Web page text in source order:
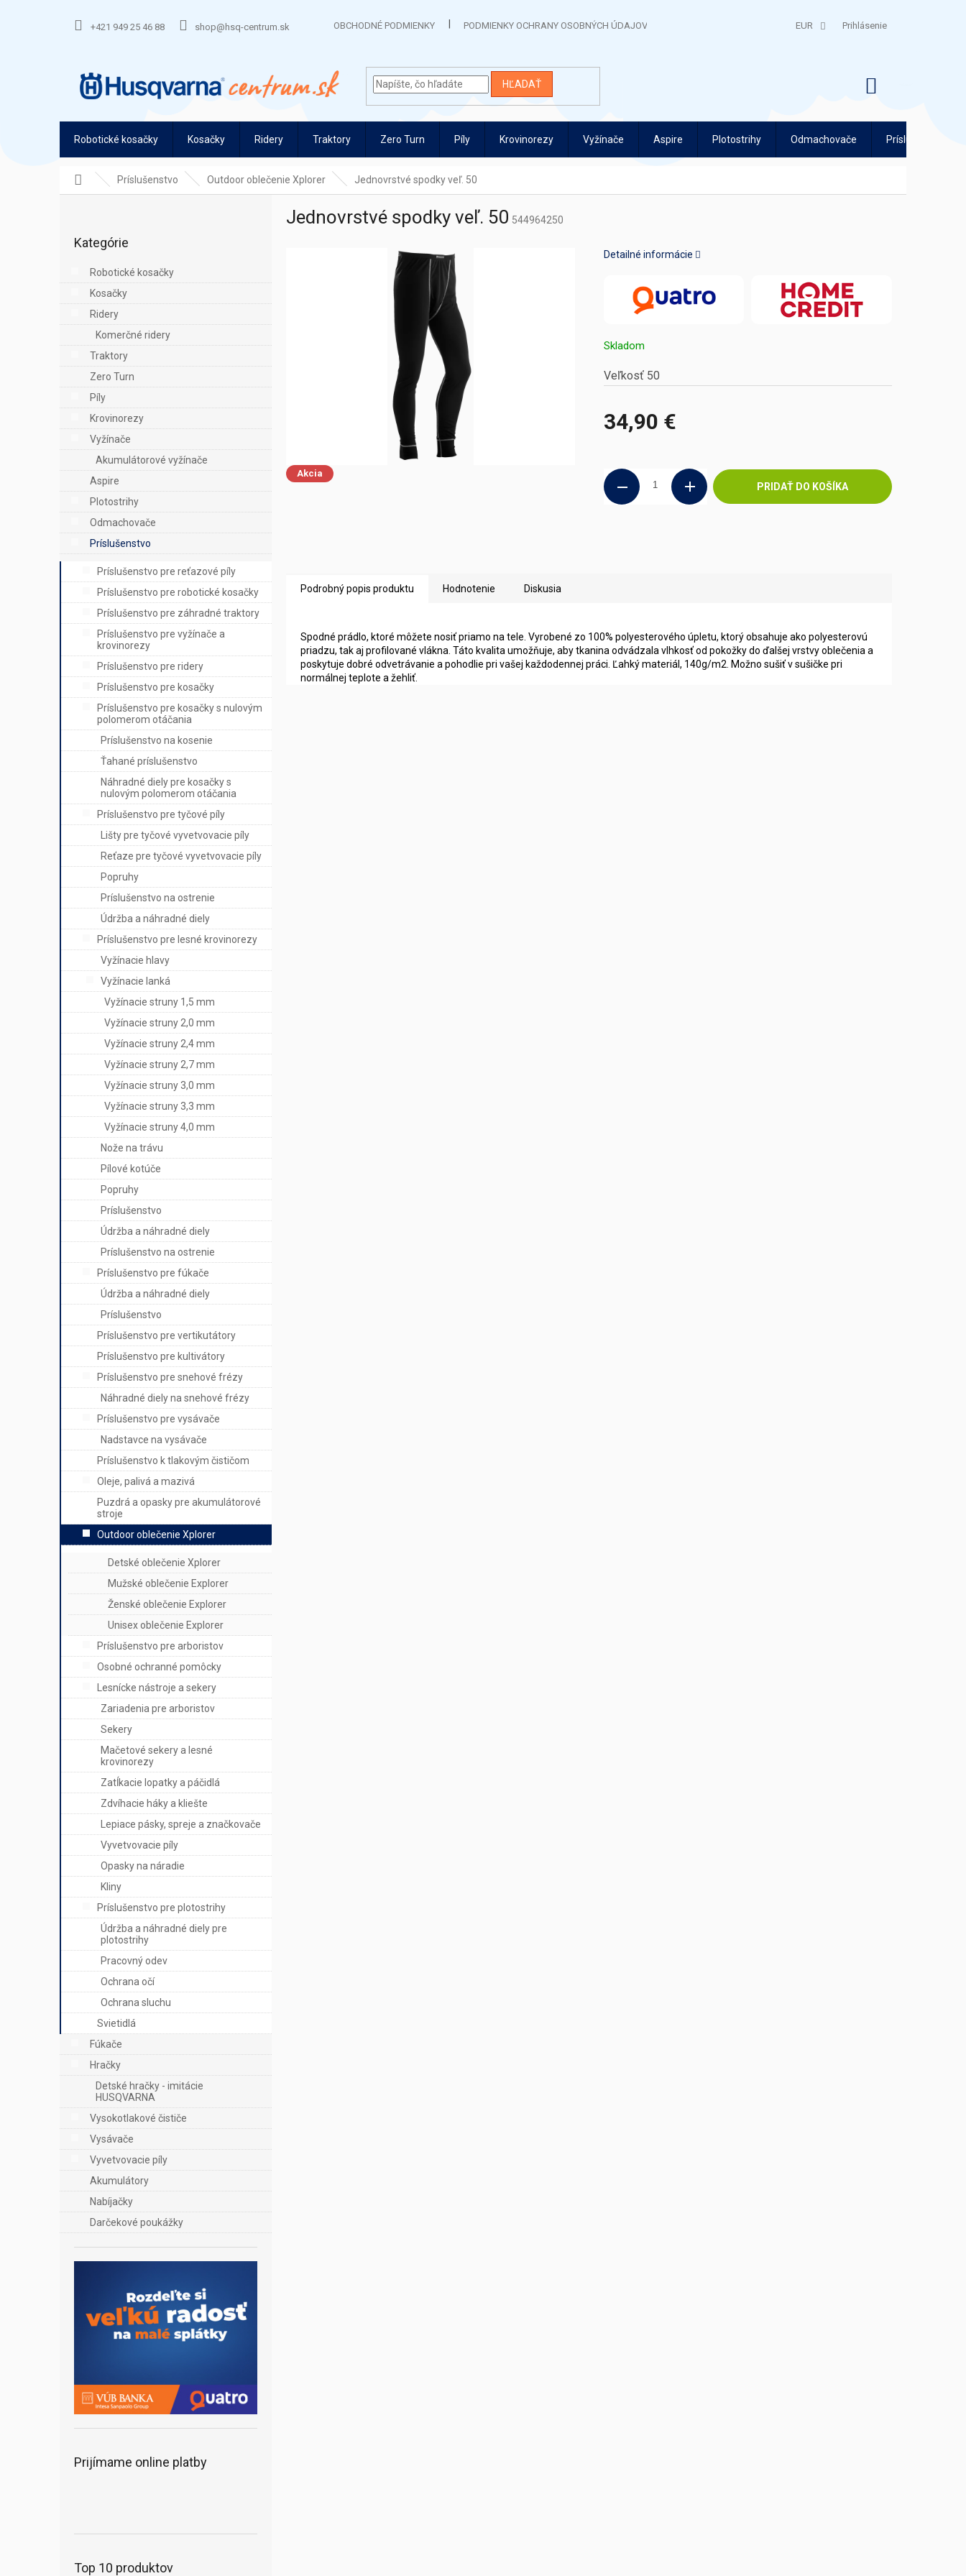
+421 949 25 46 88 shop@hsq-centrum.sk OBCHODNÉ PODMIENKY PODMIENKY OCHRANY OSOBNÝCH ÚDAJOV EUR Prihlásenie
HĽADAŤ
Robotické kosačky Kosačky Ridery Traktory Zero Turn Píly Krovinorezy Vyžínače Aspire Plotostrihy Odmachovače Príslušenstvo
DomovPríslušenstvo Outdoor oblečenie Xplorer Jednovrstvé spodky veľ. 50
p
e
l
kategórie
Kategórie
Robotické kosačky
Kosačky
Ridery
Komerčné ridery
Traktory
Zero Turn
Píly
Krovinorezy
Vyžínače
Akumulátorové vyžínače
Aspire
Plotostrihy
Odmachovače
Príslušenstvo
Príslušenstvo pre reťazové píly
Príslušenstvo pre robotické kosačky
Príslušenstvo pre záhradné traktory
Príslušenstvo pre vyžínače a
krovinorezy
Príslušenstvo pre ridery
Príslušenstvo pre kosačky
Príslušenstvo pre kosačky s nulovým
polomerom otáčania
Príslušenstvo na kosenie
Ťahané príslušenstvo
Náhradné diely pre kosačky s
nulovým polomerom otáčania
Príslušenstvo pre tyčové píly
Lišty pre tyčové vyvetvovacie píly
Reťaze pre tyčové vyvetvovacie píly
Popruhy
Príslušenstvo na ostrenie
Údržba a náhradné diely
Príslušenstvo pre lesné krovinorezy
Vyžínacie hlavy
Vyžínacie lanká
Vyžínacie struny 1,5 mm
Vyžínacie struny 2,0 mm
Vyžínacie struny 2,4 mm
Vyžínacie struny 2,7 mm
Vyžínacie struny 3,0 mm
Vyžínacie struny 3,3 mm
Vyžínacie struny 4,0 mm
Nože na trávu
Pílové kotúče
Popruhy
Príslušenstvo
Údržba a náhradné diely
Príslušenstvo na ostrenie
Príslušenstvo pre fúkače
Údržba a náhradné diely
Príslušenstvo
Príslušenstvo pre vertikutátory
Príslušenstvo pre kultivátory
Príslušenstvo pre snehové frézy
Náhradné diely na snehové frézy
Príslušenstvo pre vysávače
Nadstavce na vysávače
Príslušenstvo k tlakovým čističom
Oleje, palivá a mazivá
Puzdrá a opasky pre akumulátorové
stroje
Outdoor oblečenie Xplorer
Detské oblečenie Xplorer
Mužské oblečenie Explorer
Ženské oblečenie Explorer
Unisex oblečenie Explorer
Príslušenstvo pre arboristov
Osobné ochranné pomôcky
Lesnícke nástroje a sekery
Zariadenia pre arboristov
Sekery
Mačetové sekery a lesné
krovinorezy
Zatĺkacie lopatky a páčidlá
Zdvíhacie háky a kliešte
Lepiace pásky, spreje a značkovače
Vyvetvovacie píly
Opasky na náradie
Kliny
Príslušenstvo pre plotostrihy
Údržba a náhradné diely pre
plotostrihy
Pracovný odev
Ochrana očí
Ochrana sluchu
Svietidlá
Fúkače
Hračky
Detské hračky - imitácie
HUSQVARNA
Vysokotlakové čističe
Vysávače
Vyvetvovacie píly
Akumulátory
Nabíjačky
Darčekové poukážky
Prijímame online platby
Top 10 produktov
Jednovrstvé spodky veľ. 50 544964250
Akcia
34,90 €
Skladom
PRIDAŤ DO KOŠÍKA
Veľkosť 50
Detailné informácie
Podrobný popis produktu Hodnotenie Diskusia
Spodné prádlo, ktoré môžete nosiť priamo na tele. Vyrobené zo 100% polyesterového úpletu, ktorý obsahuje ako polyesterovú
priadzu, tak aj profilované vlákna. Táto kvalita umožňuje, aby tkanina odvádzala vlhkosť od pokožky do ďalšej vrstvy oblečenia a
poskytuje dobré odvetrávanie a pohodlie pri vašej každodennej práci. Ľahký materiál, 140g/m2. Možno sušiť v sušičke pri
normálnej teplote a žehliť.